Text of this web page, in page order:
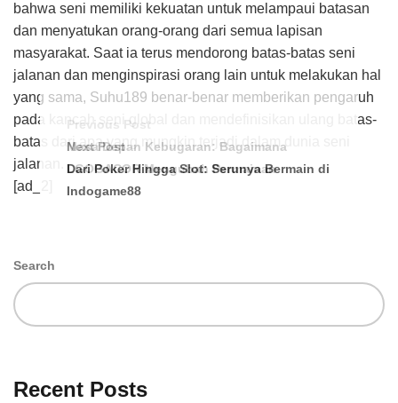
bahwa seni memiliki kekuatan untuk melampaui batasan
dan menyatukan orang-orang dari semua lapisan
masyarakat. Saat ia terus mendorong batas-batas seni
jalanan dan menginspirasi orang lain untuk melakukan hal
yang sama, Suhu189 benar-benar memberikan pengaruh
pada kancah seni global dan mendefinisikan ulang batas-
batas dari apa yang mungkin terjadi dalam dunia seni
jalanan.
[ad_2]
Previous Post
Masa Depan Kebugaran: Bagaimana
LGOGACOR Mengubah Permainan
Next Post
Dari Poker Hingga Slot: Serunya Bermain di
Indogame88
Search
Recent Posts